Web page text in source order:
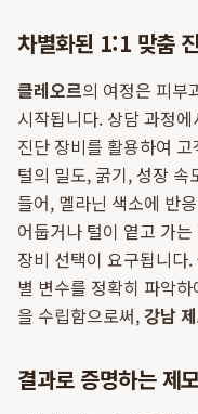
차별화된 1:1 맞춤
클레오르의 여정은 피부
시작됩니다. 상담 과정
진단 장비를 활용하여
털의 밀도, 굵기, 성장
들어, 멜라닌 색소에 반
어둡거나 털이 옅고 가
장비 선택이 요구됩니다.
별 변수를 정확히 파악
을 수립함으로써, 강남
결과로 증명하는 제